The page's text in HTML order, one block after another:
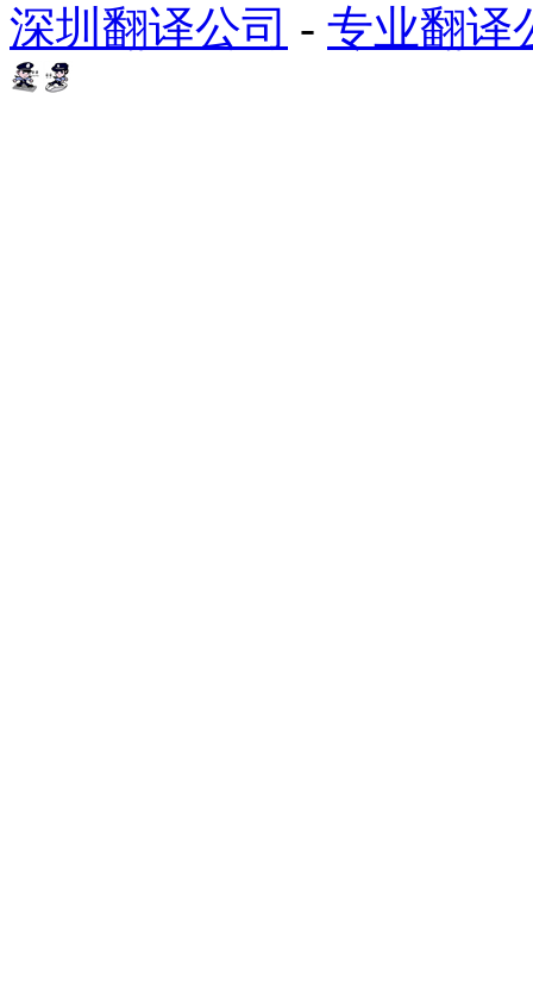
深圳翻译公司 - 专业翻译